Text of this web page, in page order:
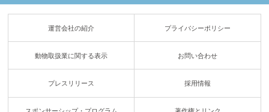
運営会社の紹介 プライバシーポリシー
動物取扱業に関する表示 お問い合わせ
プレスリリース 採用情報